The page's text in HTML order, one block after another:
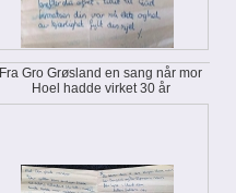
Fra Gro Grøsland en sang når mor
Hoel hadde virket 30 år